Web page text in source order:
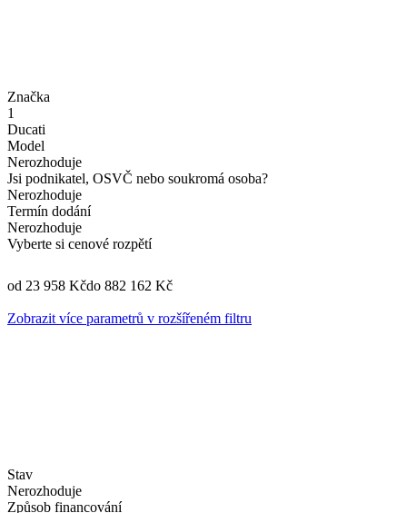
Značka
1
Ducati
Model
Nerozhoduje
Jsi podnikatel, OSVČ nebo soukromá osoba?
Nerozhoduje
Termín dodání
Nerozhoduje
Vyberte si cenové rozpětí
od 23 958 Kčdo 882 162 Kč
Zobrazit více parametrů v rozšířeném filtru
Stav
Nerozhoduje
Způsob financování